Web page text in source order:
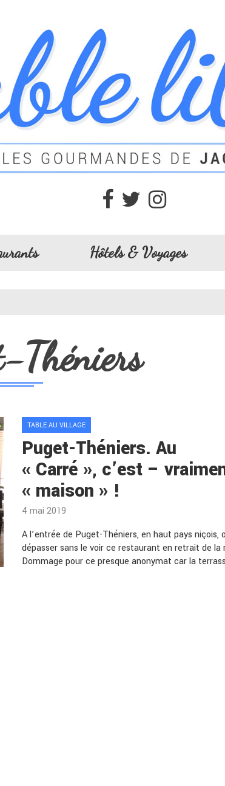
Hôtels & Voyages
Théniers
TABLE AU VILLAGE
Puget-Théniers. Au
« Carré », c’est –
« maison » !
4 mai 2019
A l’entrée de Puget-Théniers, en haut pays niçois,
dépasser sans le voir ce restaurant en retrait de la
Dommage pour ce presque anonymat car la